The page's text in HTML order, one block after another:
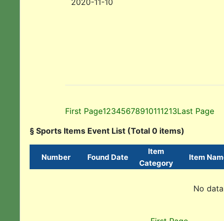
2020-11-10
First Page12345678910111213Last Page
§ Sports Items Event List (Total 0 items)
Number Found Date
Item
Category
Item
No